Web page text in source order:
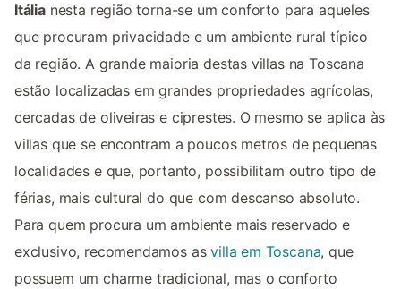
Itálianesta região torna-se um conforto para aqueles
que procuram privacidade e um ambiente rural típico
da região. A grande maioria destas villas na Toscana
estão localizadas em grandes propriedades agrícolas,
cercadas de oliveiras e ciprestes. O mesmo se aplica às
villas que se encontram a poucos metros de pequenas
localidades e que, portanto, possibilitam outro tipo de
férias, mais cultural do que com descanso absoluto.
Para quem procura um ambiente mais reservado e
exclusivo, recomendamos asvilla em Toscana, que
possuem um charme tradicional, mas o conforto